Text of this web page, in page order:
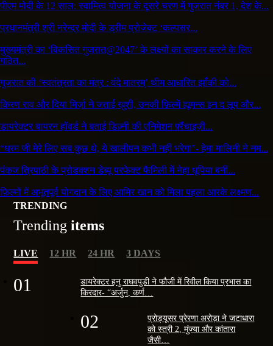
पीएम मोदी के 12 साल: स्वामित्व योजना के दूसरे चरण में गुजरात नंबर 1, देश के...
प्रधानमंत्री श्री नरेन्द्र मोदी के ड्रीम प्रोजेक्ट ‘कल्पसर...
मुख्यमंत्री का ‘विकसित गुजरात@2047’ के लक्ष्यों का साकार करने के लिए
गठित...
गुजरात की ‘स्वतंत्रता का मंत्र : वंदे मातरम्’ थीम आधारित झाँकी को...
किरण राव और दिया मिर्ज़ा ने जताई खुशी, उनकी फ़िल्में ह्यूमन्स इन द लूप और...
डायरेक्टर बायरन हॉवर्ड ने बताई डिज़्नी की एनिमेशन फ़्रैंचाइज़ी...
“धरम जी मेरे लिए सब कुछ थे, ये खालीपन कभी नहीं भरेगा”- हेमा मालिनी ने नम...
पंकज त्रिपाठी के प्रोडक्शन डेब्यू परफेक्ट फैमिली में नेहा धूपिया बनीं...
फ़िल्मों में अभूतपूर्व योगदान के लिए आमिर खान को मिला पहला आरके लक्ष्मण...
TRENDING
Trendingitems
LIVE 12 HR 24 HR 3 DAYS
01
डायरेक्टर हनु राघवपुडी ने फौजी में रिवील किया प्रभास का
किरदार- “अर्जुन, कर्ण…
02
प्रोड्यूसर प्रेरणा अरोड़ा ने जटाधारा
को स्त्री 2, मुंज्या और कांतारा
जैसी…